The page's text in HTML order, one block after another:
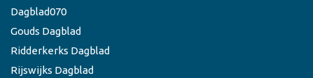
Dagblad070
Gouds Dagblad
Ridderkerks Dagblad
Rijswijks Dagblad